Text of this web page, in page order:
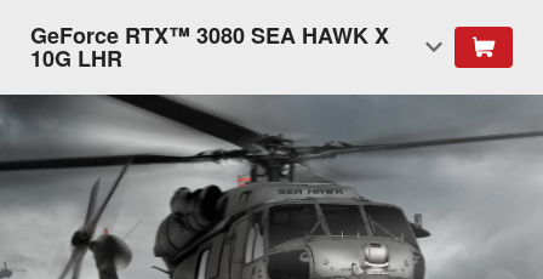
GeForce RTX™ 3080 SEA HAWK X
10G LHR